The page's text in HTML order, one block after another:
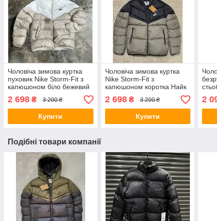
Чоловіча зимова куртка
пуховик Nike Storm-Fit з
капюшоном біло бежевий
короткий Найк молодіжний
2 698 ₴ 3 200 ₴
Купити
Чоловіча зимова куртка
Nike Storm-Fit з
капюшоном коротка Найк
спортивна тепла пуховик
2 698₴ 3 200 ₴
Купити
2
Подібні товари компанії